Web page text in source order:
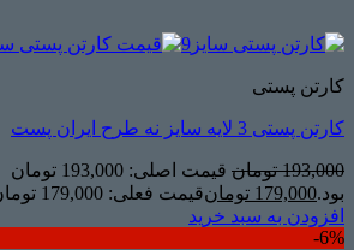
کارتن پستی
کارتن پستی 3 لایه سایز نه طرح ایران پست
193,000 تومان
قیمت اصلی: 193,000 تومان
بود.179,000 تومانقیمت فعلی: 179,000 تومان.
افزودن به سبد خرید
6%-